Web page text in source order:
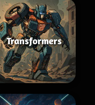
Transformers